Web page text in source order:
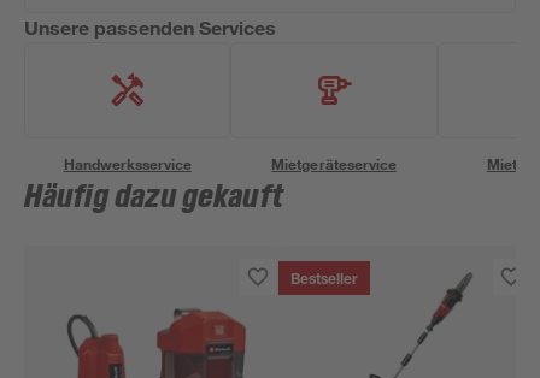
Unsere passenden Services
Handwerksservice Mietgeräteservice
Häufig dazu gekauft
Bestseller